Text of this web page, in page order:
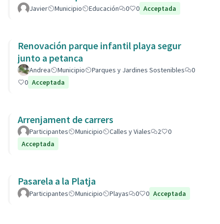
Javier Municipio Educación 0 0 Acceptada
Renovación parque infantil playa segur
junto a petanca
Andrea Municipio Parques y Jardines Sostenibles
0
0 Acceptada
Arrenjament de carrers
Participantes Municipio Calles y Viales 2
0
Acceptada
Pasarela a la Platja
Participantes Municipio Playas 0 0 Acceptada